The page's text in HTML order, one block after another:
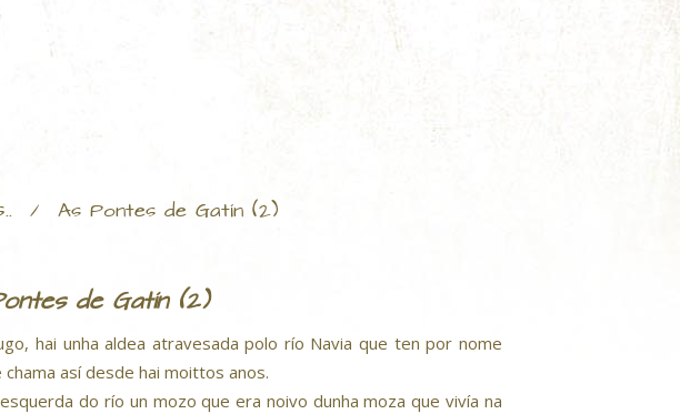
/ As Pontes de Gatín (2)
de Gatín (2)
hai unha aldea atravesada polo río Navia que ten por nome
así desde hai moittos anos.
do río un mozo que era noivo dunha moza que vivía na